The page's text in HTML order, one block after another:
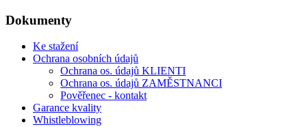
Dokumenty
Ke stažení
Ochrana osobních údajů
Ochrana os. údajů KLIENTI
Ochrana os. údajů ZAMĚSTNANCI
Pověřenec - kontakt
Garance kvality
Whistleblowing